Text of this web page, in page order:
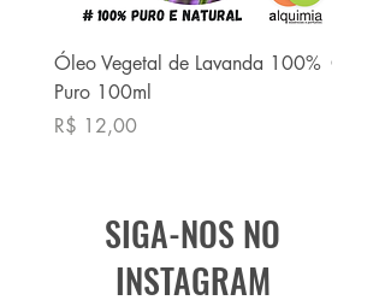
Óleo Vegetal de Lavanda 100%
Puro 100ml
Preço
R$ 12,00
Óleo
SIGA-NOS NO
INSTAGRAM